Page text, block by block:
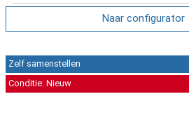
Naar configurator
Zelf samenstellen
Conditie: Nieuw